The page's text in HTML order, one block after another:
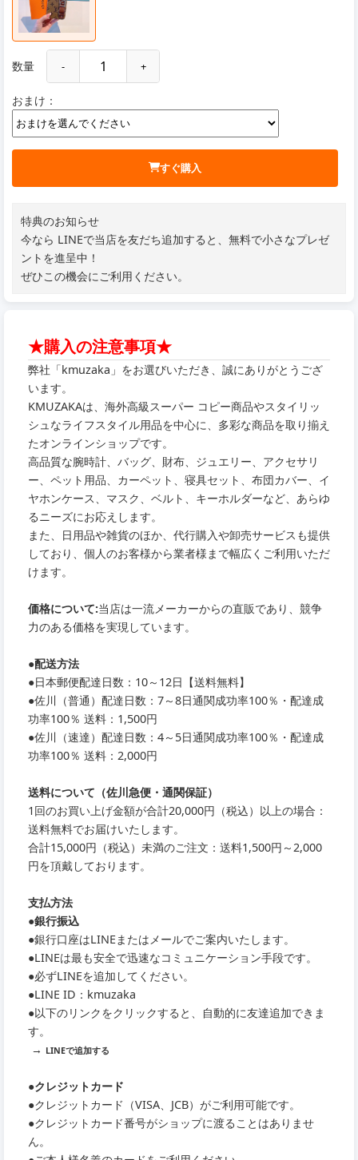
数量 - +
おまけ：
すぐ購入
特典のお知らせ
今なら LINEで当店を友だち追加すると、無料で小さなプレゼ
ントを進呈中！
ぜひこの機会にご利用ください。
★購入の注意事項★
弊社「kmuzaka」をお選びいただき、誠にありがとうござ
います。
KMUZAKAは、海外高級スーパー コピー商品やスタイリッ
シュなライフスタイル用品を中心に、多彩な商品を取り揃え
たオンラインショップです。
高品質な腕時計、バッグ、財布、ジュエリー、アクセサリ
ー、ペット用品、カーペット、寝具セット、布団カバー、イ
ヤホンケース、マスク、ベルト、キーホルダーなど、あらゆ
るニーズにお応えします。
また、日用品や雑貨のほか、代行購入や卸売サービスも提供
しており、個人のお客様から業者様まで幅広くご利用いただ
けます。
価格について:当店は一流メーカーからの直販であり、競争
力のある価格を実現しています。
●配送方法
●日本郵便配達日数：10～12日【送料無料】
●佐川（普通）配達日数：7～8日通関成功率100％・配達成
功率100％ 送料：1,500円
●佐川（速達）配達日数：4～5日通関成功率100％・配達成
功率100％ 送料：2,000円
送料について（佐川急便・通関保証）
1回のお買い上げ金額が合計20,000円（税込）以上の場合：
送料無料でお届けいたします。
合計15,000円（税込）未満のご注文：送料1,500円～2,000
円を頂戴しております。
支払方法
●銀行振込
●銀行口座はLINEまたはメールでご案内いたします。
●LINEは最も安全で迅速なコミュニケーション手段です。
●必ずLINEを追加してください。
●LINE ID：kmuzaka
●以下のリンクをクリックすると、自動的に友達追加できま
す。
→ LINEで追加する
●クレジットカード
●クレジットカード（VISA、JCB）がご利用可能です。
●クレジットカード番号がショップに渡ることはありませ
ん。